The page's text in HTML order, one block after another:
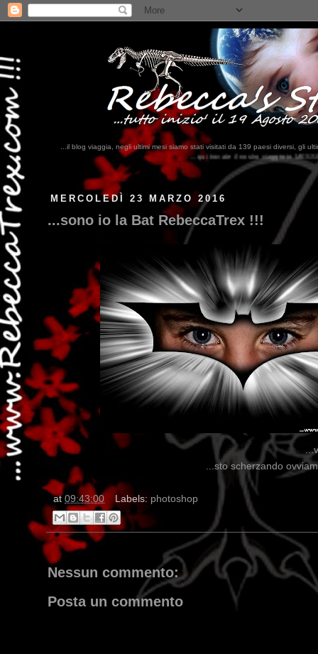
...il blog viaggia, negli ultimi mesi siamo stati visitati da 139 paesi diversi, gli
...qui trovate il nostro viaggio in MESSICO 2023...clikka qui !!!
MERCOLEDÌ 23 MARZO 2016
...sono io la Bat RebeccaTrex !!!
...sto scherzando
at 09:43:00 Labels: photoshop
Nessun commento:
Posta un commento